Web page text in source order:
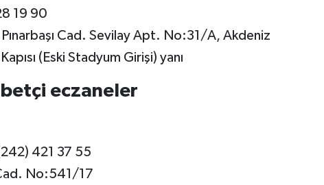
19 90
Cad. Sevilay Apt. No:31/A, Akdeniz
(Eski Stadyum Girişi) yanı
eczaneler
421 37 55
No:541/17